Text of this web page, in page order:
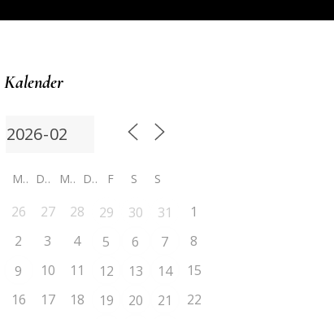
Kalender
M D M D F S S
26 27 28 29 30 31
1
2
3 4 5 6 7
8
9
10 11 12 13 14
15
16
17 18 19 20 21
22